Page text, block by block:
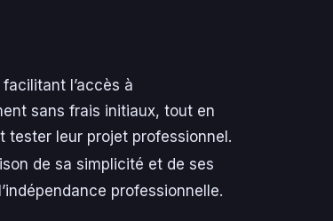
l’accès à
sans frais initiaux, tout en
tester leur projet professionnel.
de sa simplicité et de ses
professionnelle.